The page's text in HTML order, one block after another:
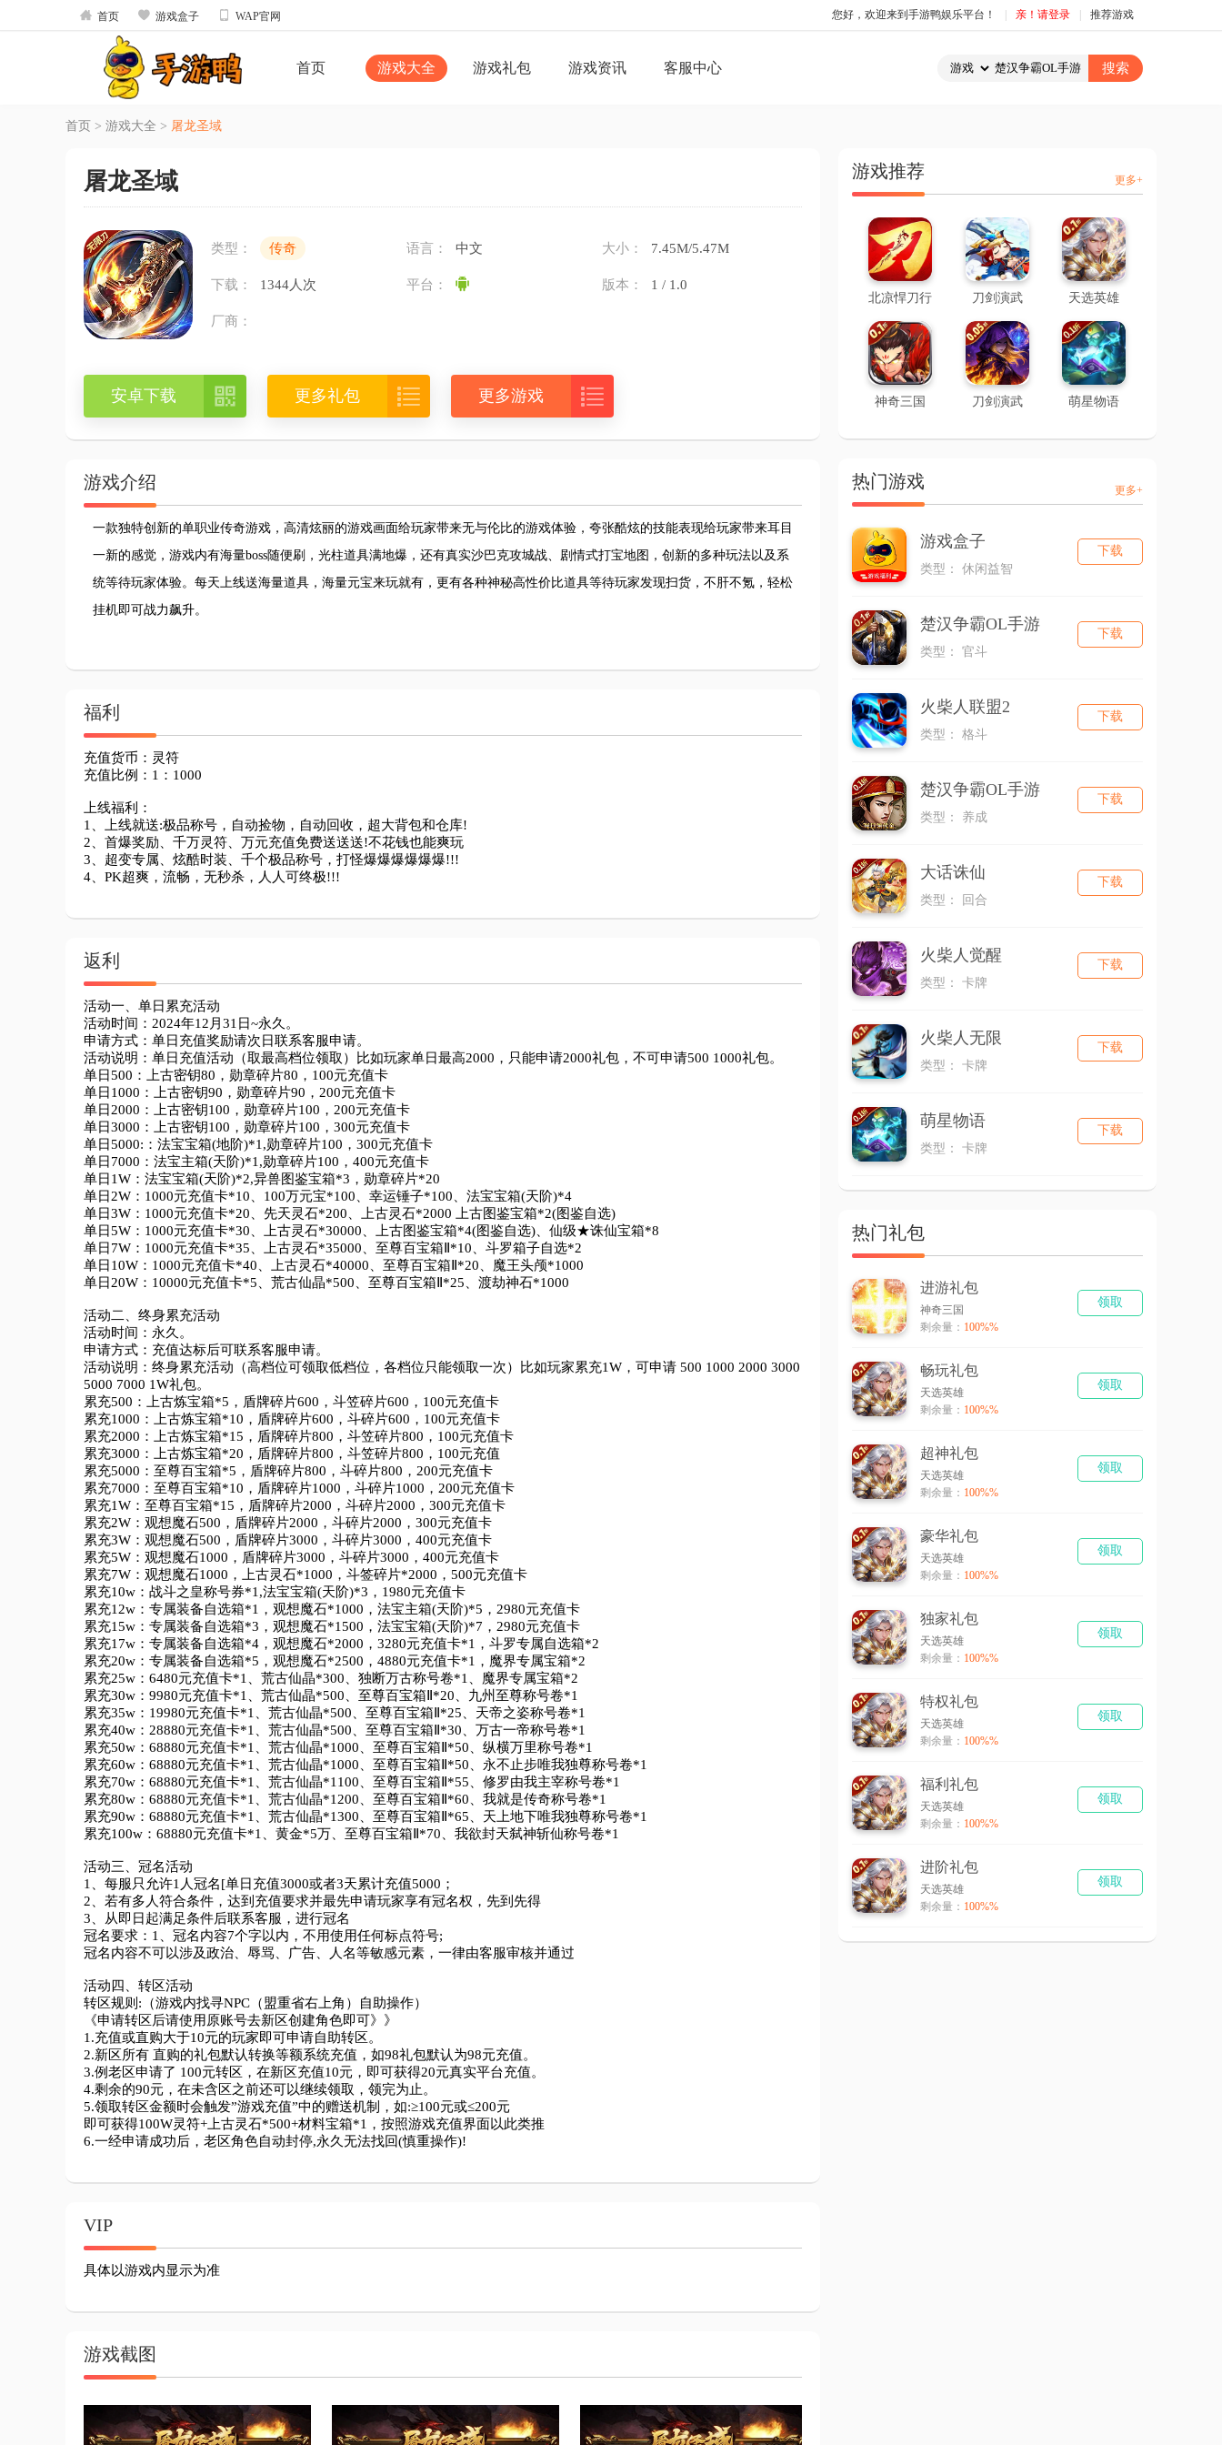
 首页  游戏盒子  WAP官网 您好，欢迎来到手游鸭娱乐平台！ 亲！请登录 推荐游戏
首页 游戏大全 游戏礼包 游戏资讯 客服中心
首页 > 游戏大全 > 屠龙圣域
屠龙圣域
类型： 传奇 语言： 中文 大小： 7.45M/5.47M
下载： 1344人次 平台： 版本： 1 / 1.0
厂商：
安卓下载  更多礼包  更多游戏 
游戏介绍
一款独特创新的单职业传奇游戏，高清炫丽的游戏画面给玩家带来无与伦比的游戏体验，夸张酷炫的技能表现给玩家带来耳目
一新的感觉，游戏内有海量boss随便刷，光柱道具满地爆，还有真实沙巴克攻城战、剧情式打宝地图，创新的多种玩法以及系
统等待玩家体验。每天上线送海量道具，海量元宝来玩就有，更有各种神秘高性价比道具等待玩家发现扫货，不肝不氪，轻松
挂机即可战力飙升。
福利
充值货币：灵符
充值比例：1：1000
上线福利：
1、上线就送:极品称号，自动捡物，自动回收，超大背包和仓库!
2、首爆奖励、千万灵符、万元充值免费送送送!不花钱也能爽玩
3、超变专属、炫酷时装、千个极品称号，打怪爆爆爆爆爆爆!!!
返利
活动一、单日累充活动
活动时间：2024年12月31日~永久。
申请方式：单日充值奖励请次日联系客服申请。
活动说明：单日充值活动（取最高档位领取）比如玩家单日最高2000，只能申请2000礼包，不可申请500 1000礼包。
单日500：上古密钥80，勋章碎片80，100元充值卡
单日1000：上古密钥90，勋章碎片90，200元充值卡
单日2000：上古密钥100，勋章碎片100，200元充值卡
单日3000：上古密钥100，勋章碎片100，300元充值卡
单日5000:：法宝宝箱(地阶)*1,勋章碎片100，300元充值卡
单日7000：法宝主箱(天阶)*1,勋章碎片100，400元充值卡
单日1W：法宝宝箱(天阶)*2,异兽图鉴宝箱*3，勋章碎片*20
单日2W：1000元充值卡*10、100万元宝*100、幸运锤子*100、法宝宝箱(天阶)*4
单日3W：1000元充值卡*20、先天灵石*200、上古灵石*2000 上古图鉴宝箱*2(图鉴自选)
单日5W：1000元充值卡*30、上古灵石*30000、上古图鉴宝箱*4(图鉴自选)、仙级★诛仙宝箱*8
单日7W：1000元充值卡*35、上古灵石*35000、至尊百宝箱Ⅱ*10、斗罗箱子自选*2
单日10W：1000元充值卡*40、上古灵石*40000、至尊百宝箱Ⅱ*20、魔王头颅*1000
单日20W：10000元充值卡*5、荒古仙晶*500、至尊百宝箱Ⅱ*25、渡劫神石*1000
活动二、终身累充活动
活动时间：永久。
申请方式：充值达标后可联系客服申请。
活动说明：终身累充活动（高档位可领取低档位，各档位只能领取一次）比如玩家累充1W，可申请 500 1000 2000 3000
5000 7000 1W礼包。
累充500：上古炼宝箱*5，盾牌碎片600，斗笠碎片600，100元充值卡
累充1000：上古炼宝箱*10，盾牌碎片600，斗碎片600，100元充值卡
累充2000：上古炼宝箱*15，盾牌碎片800，斗笠碎片800，100元充值卡
累充3000：上古炼宝箱*20，盾牌碎片800，斗笠碎片800，100元充值
累充5000：至尊百宝箱*5，盾牌碎片800，斗碎片800，200元充值卡
累充7000：至尊百宝箱*10，盾牌碎片1000，斗碎片1000，200元充值卡
累充1W：至尊百宝箱*15，盾牌碎片2000，斗碎片2000，300元充值卡
累充2W：观想魔石500，盾牌碎片2000，斗碎片2000，300元充值卡
累充3W：观想魔石500，盾牌碎片3000，斗碎片3000，400元充值卡
累充5W：观想魔石1000，盾牌碎片3000，斗碎片3000，400元充值卡
累充7W：观想魔石1000，上古灵石*1000，斗签碎片*2000，500元充值卡
累充10w：战斗之皇称号券*1,法宝宝箱(天阶)*3，1980元充值卡
累充12w：专属装备自选箱*1，观想魔石*1000，法宝主箱(天阶)*5，2980元充值卡
累充15w：专属装备自选箱*3，观想魔石*1500，法宝宝箱(天阶)*7，2980元充值卡
累充17w：专属装备自选箱*4，观想魔石*2000，3280元充值卡*1，斗罗专属自选箱*2
累充20w：专属装备自选箱*5，观想魔石*2500，4880元充值卡*1，魔界专属宝箱*2
累充25w：6480元充值卡*1、荒古仙晶*300、独断万古称号卷*1、魔界专属宝箱*2
累充30w：9980元充值卡*1、荒古仙晶*500、至尊百宝箱Ⅱ*20、九州至尊称号卷*1
累充35w：19980元充值卡*1、荒古仙晶*500、至尊百宝箱Ⅱ*25、天帝之姿称号卷*1
累充40w：28880元充值卡*1、荒古仙晶*500、至尊百宝箱Ⅱ*30、万古一帝称号卷*1
累充50w：68880元充值卡*1、荒古仙晶*1000、至尊百宝箱Ⅱ*50、纵横万里称号卷*1
累充60w：68880元充值卡*1、荒古仙晶*1000、至尊百宝箱Ⅱ*50、永不止步唯我独尊称号卷*1
累充70w：68880元充值卡*1、荒古仙晶*1100、至尊百宝箱Ⅱ*55、修罗由我主宰称号卷*1
累充80w：68880元充值卡*1、荒古仙晶*1200、至尊百宝箱Ⅱ*60、我就是传奇称号卷*1
累充90w：68880元充值卡*1、荒古仙晶*1300、至尊百宝箱Ⅱ*65、天上地下唯我独尊称号卷*1
累充100w：68880元充值卡*1、黄金*5万、至尊百宝箱Ⅱ*70、我欲封天弑神斩仙称号卷*1
活动三、冠名活动
1、每服只允许1人冠名[单日充值3000或者3天累计充值5000；
2、若有多人符合条件，达到充值要求并最先申请玩家享有冠名权，先到先得
3、从即日起满足条件后联系客服，进行冠名
冠名要求：1、冠名内容7个字以内，不用使用任何标点符号;
冠名内容不可以涉及政治、辱骂、广告、人名等敏感元素，一律由客服审核并通过
活动四、转区活动
转区规则:（游戏内找寻NPC（盟重省右上角）自助操作）
《申请转区后请使用原账号去新区创建角色即可》》
1.充值或直购大于10元的玩家即可申请自助转区。
2.新区所有 直购的礼包默认转换等额系统充值，如98礼包默认为98元充值。
3.例老区申请了 100元转区，在新区充值10元，即可获得20元真实平台充值。
4.剩余的90元，在未含区之前还可以继续领取，领完为止。
5.领取转区金额时会触发”游戏充值”中的赠送机制，如:≥100元或≤200元
即可获得100W灵符+上古灵石*500+材料宝箱*1，按照游戏充值界面以此类推
VIP
具体以游戏内显示为准
游戏截图
游戏推荐 更多+
北凉悍刀行 刀剑演武 天选英雄
神奇三国 刀剑演武 萌星物语
热门游戏 更多+
游戏盒子
类型： 休闲益智
下载
楚汉争霸OL手游
类型： 官斗
下载
火柴人联盟2
类型： 格斗
下载
楚汉争霸OL手游
类型： 养成
下载
大话诛仙
类型： 回合
下载
火柴人觉醒
类型： 卡牌
下载
火柴人无限
类型： 卡牌
下载
萌星物语
类型： 卡牌
下载
热门礼包
进游礼包
神奇三国
剩余量： 100%%
领取
畅玩礼包
天选英雄
剩余量： 100%%
领取
超神礼包
天选英雄
剩余量： 100%%
领取
豪华礼包
天选英雄
剩余量： 100%%
领取
独家礼包
天选英雄
剩余量： 100%%
领取
特权礼包
天选英雄
剩余量： 100%%
领取
福利礼包
天选英雄
剩余量： 100%%
领取
进阶礼包
天选英雄
剩余量： 100%%
领取